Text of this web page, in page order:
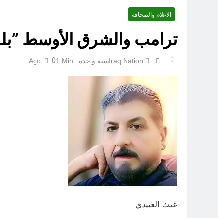
الاعلام والصحافة
ترامب والشرق الأوسط
Iraq Nationسنة واحدة Ago 01 Min
غيث العبيدي